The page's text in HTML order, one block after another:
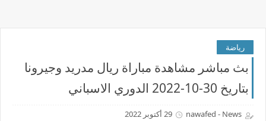
رياضة
بث مباشر مشاهدة مباراة ريال مدريد وجيرونا
بتاريخ 30-10-2022 الدوري الاسباني
nawafed - News 29 أكتوبر 2022